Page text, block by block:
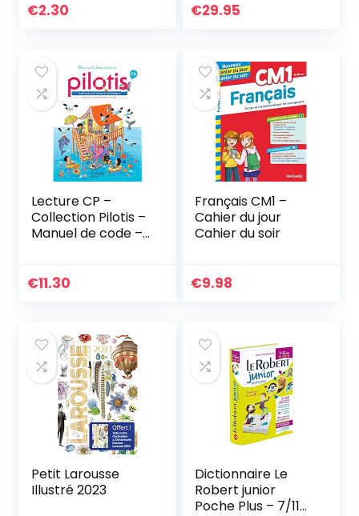
€2.30 €29.95
Lecture CP –
Collection Pilotis –
Manuel de code –
€11.30
Français CM1 –
Cahier du jour
Cahier du soir
€9.98
Petit Larousse
Illustré 2023
Dictionnaire Le
Robert junior
Poche Plus – 7/11